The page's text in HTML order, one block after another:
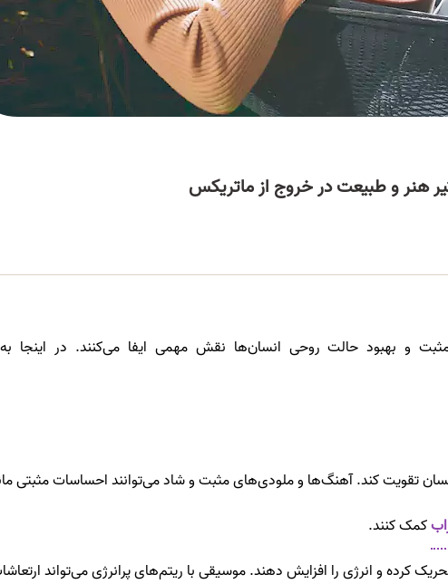
هنر و طبیعت در خروج از ماتریکس
و بهبود حالت روحی انسان‌ها نقش مهمی ایفا می‌کنند. در اینجا
تقویت کند. آهنگ‌ها و ملودی‌های مثبت و شاد می‌توانند احساسات مثبتی
کمک کنند.
کرده و انرژی را افزایش دهند. موسیقی با ریتم‌های پرانرژی می‌تواند